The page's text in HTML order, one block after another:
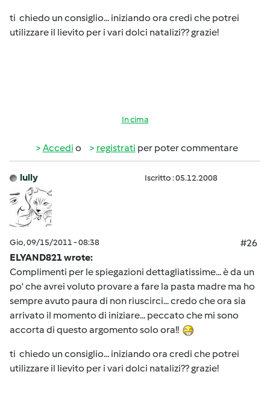
ti chiedo un consiglio... iniziando ora credi che potrei
utilizzare il lievito per i vari dolci natalizi?? grazie!
In cima
Accedi o registrati per poter commentare
lully Iscritto : 05.12.2008
Gio, 09/15/2011 - 08:38
#26
ELYAND821 wrote:
Complimenti per le spiegazioni dettagliatissime... è da un
po' che avrei voluto provare a fare la pasta madre ma ho
sempre avuto paura di non riuscirci... credo che ora sia
arrivato il momento di iniziare... peccato che mi sono
accorta di questo argomento solo ora!!
ti chiedo un consiglio... iniziando ora credi che potrei
utilizzare il lievito per i vari dolci natalizi?? grazie!